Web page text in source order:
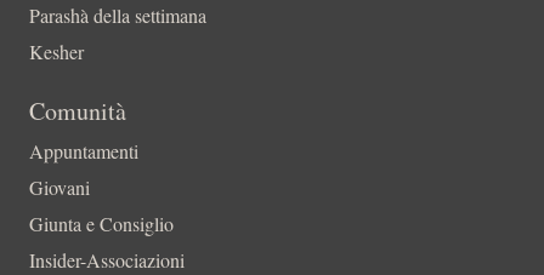
Parashà della settimana
Kesher
Comunità
Appuntamenti
Giovani
Giunta e Consiglio
Insider-Associazioni